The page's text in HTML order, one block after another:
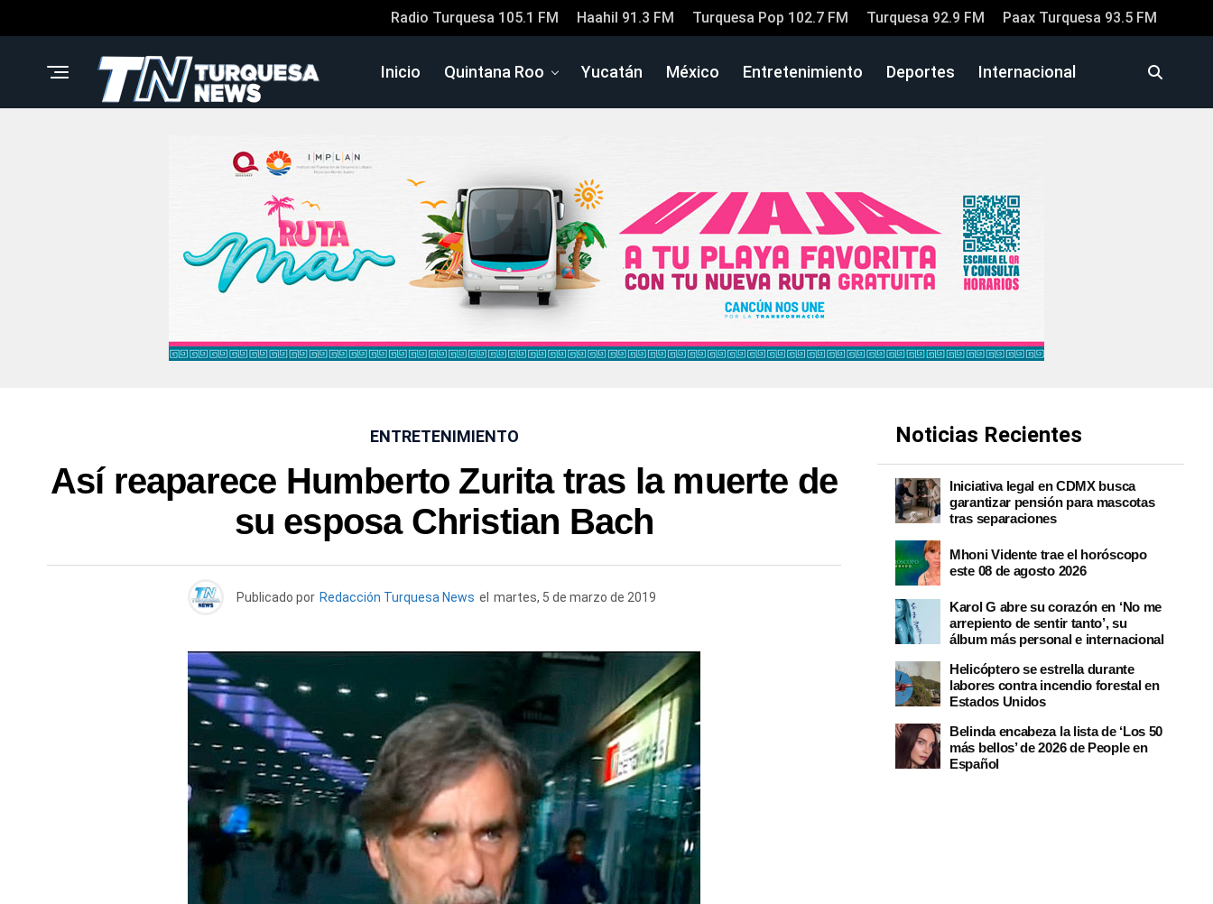
Radio Turquesa 105.1 FM Haahil 91.3 FM Turquesa Pop 102.7 FM Turquesa 92.9 FM Paax Turquesa 93.5 FM
Inicio Quintana Roo Yucatán México Entretenimiento Deportes Internacional
ENTRETENIMIENTO
Así reaparece Humberto Zurita tras la muerte de
su esposa Christian Bach
Publicado por Redacción Turquesa News el martes, 5 de marzo de 2019
Noticias Recientes
Iniciativa legal en CDMX busca
garantizar pensión para mascotas
tras separaciones
Mhoni Vidente trae el horóscopo
este 08 de agosto 2026
Karol G abre su corazón en ‘No me
arrepiento de sentir tanto’, su
álbum más personal e internacional
Helicóptero se estrella durante
labores contra incendio forestal en
Estados Unidos
Belinda encabeza la lista de ‘Los 50
más bellos’ de 2026 de People en
Español